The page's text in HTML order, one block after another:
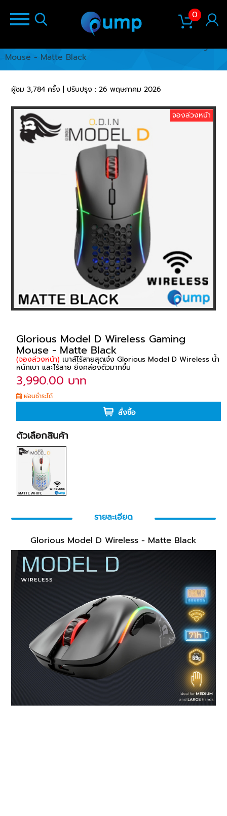
0
หน้าแรก/สินค้า/Glorious Model D Wireless Gaming
Mouse - Matte Black
ผู้ชม 3,784 ครั้ง | ปรับปรุง : 26 พฤษภาคม 2026
จองล่วงหน้า
Glorious Model D Wireless Gaming
Mouse - Matte Black
(จองล่วงหน้า) เมาส์ไร้สายสุดเจ๋ง Glorious Model D Wireless น้ำ
หนักเบา และไร้สาย ยิ่งคล่องตัวมากขึ้น
3,990.00 บาท
ผ่อนชำระได้
สั่งซื้อ
ตัวเลือกสินค้า
รายละเอียด
Glorious Model D Wireless - Matte Black